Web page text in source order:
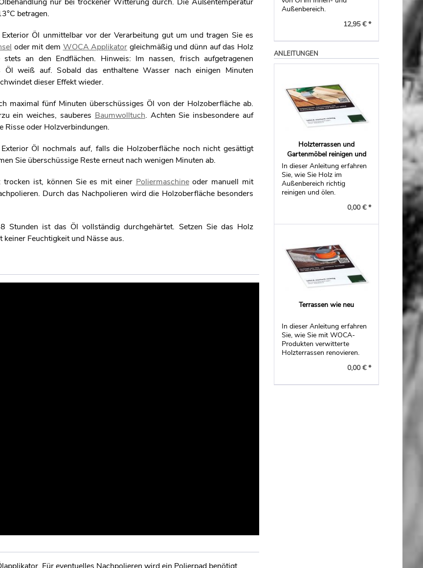
betragen.
Öl unmittelbar vor der Verarbeitung gut um und tragen Sie es
oder mit dem WOCA Applikator gleichmäßig und dünn auf das Holz
stets an den Endflächen. Hinweis: Im nassen, frisch aufgetragenen
Öl weiß auf. Sobald das enthaltene Wasser nach einigen Minuten
dieser Effekt wieder.
maximal fünf Minuten überschüssiges Öl von der Holzoberfläche ab.
ein weiches, sauberes Baumwolltuch. Achten Sie insbesondere auf
Risse oder Holzverbindungen.
Öl nochmals auf, falls die Holzoberfläche noch nicht gesättigt
Sie überschüssige Reste erneut nach wenigen Minuten ab.
ist, können Sie es mit einer Poliermaschineoder manuell mit
Durch das Nachpolieren wird die Holzoberfläche besonders
Stunden ist das Öl vollständig durchgehärtet. Setzen Sie das Holz
keiner Feuchtigkeit und Nässe aus.
Außenbereich.
12,95 € *
ANLEITUNGEN
Holzterrassen und
Gartenmöbel reinigen und
ölen
In dieser Anleitung erfahren
Sie, wie Sie Holz im
Außenbereich richtig
reinigen und ölen.
0,00 € *
Terrassen wie neu
In dieser Anleitung erfahren
Sie, wie Sie mit WOCA-
Produkten verwitterte
Holzterrassen renovieren.
0,00 € *